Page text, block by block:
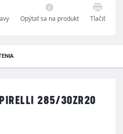
Opýtať sa na produkt Tlačiť
PIRELLI 285/30ZR20